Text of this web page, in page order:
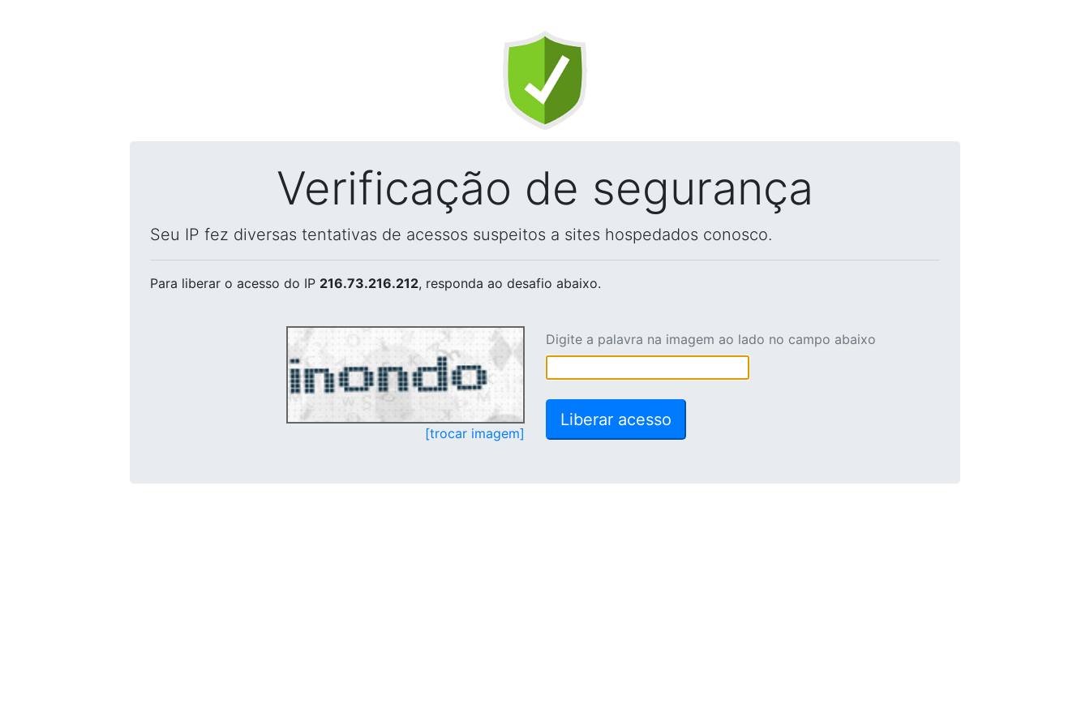
Verificação de segurança
Seu IP fez diversas tentativas de acessos suspeitos a sites hospedados conosco.
Para liberar o acesso do IP 216.73.216.212, responda ao desafio abaixo.
[trocar imagem]
Digite a palavra na imagem ao lado no campo abaixo